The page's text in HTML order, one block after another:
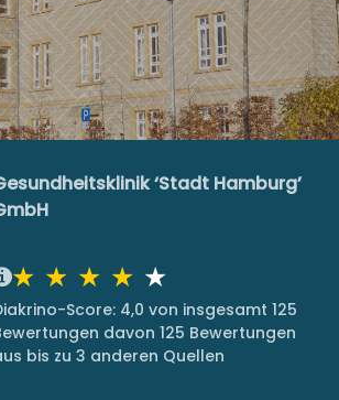
‘Stadt Hamburg’
Score: 4,0 von insgesamt 125
davon 125 Bewertungen
bis zu 3 anderen Quellen